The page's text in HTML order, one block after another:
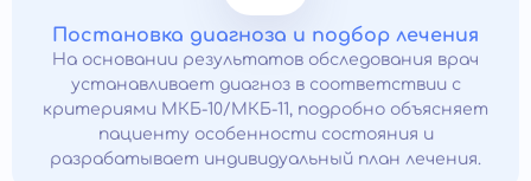
Постановка диагноза и подбор лечения
На основании результатов обследования врач
устанавливает диагноз в соответствии с
критериями МКБ-10/МКБ-11, подробно объясняет
пациенту особенности состояния и
разрабатывает индивидуальный план лечения.